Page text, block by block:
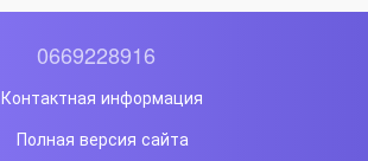
0669228916
Контактная информация
Полная версия сайта